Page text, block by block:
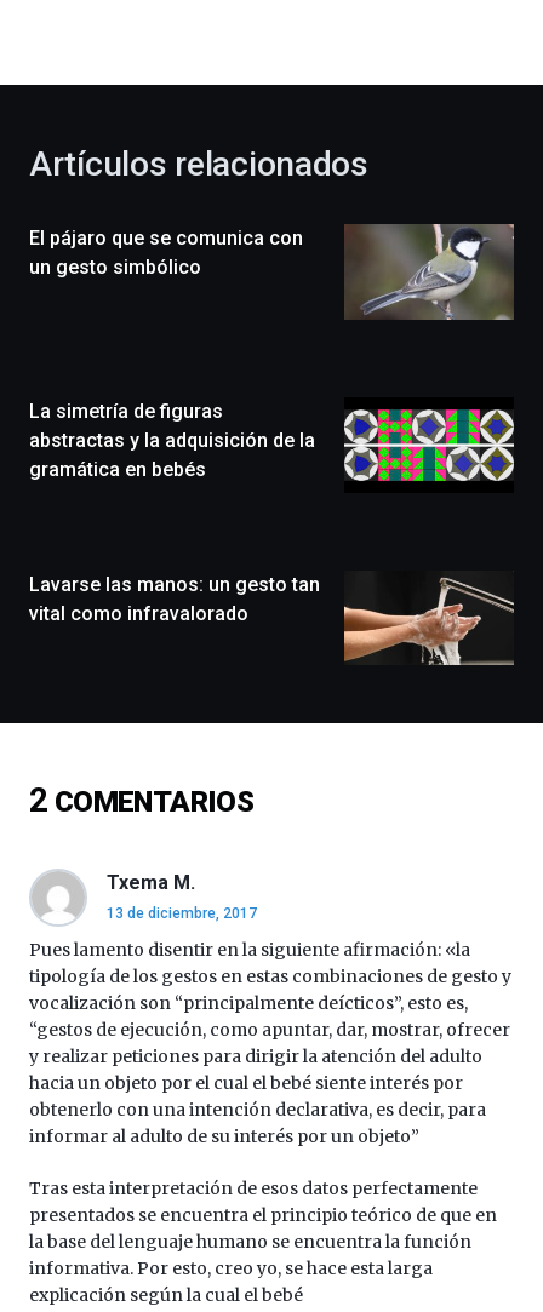
celebración
novena
edición
un
festival
llenará
monólogos,
exposiciones,
de
16
4
de
octubre.
La
iniciativa,
por
la
Cátedra…
Artículos relacionados
El pájaro que se comunica con
un gesto simbólico
La simetría de figuras
abstractas y la adquisición de la
gramática en bebés
Lavarse las manos: un gesto tan
vital como infravalorado
2 COMENTARIOS
Txema M.
13 de diciembre, 2017
Pues lamento disentir en la siguiente afirmación: «la
tipología de los gestos en estas combinaciones de gesto y
vocalización son “principalmente deícticos”, esto es,
“gestos de ejecución, como apuntar, dar, mostrar, ofrecer
y realizar peticiones para dirigir la atención del adulto
hacia un objeto por el cual el bebé siente interés por
obtenerlo con una intención declarativa, es decir, para
informar al adulto de su interés por un objeto”
Tras esta interpretación de esos datos perfectamente
presentados se encuentra el principio teórico de que en
la base del lenguaje humano se encuentra la función
informativa. Por esto, creo yo, se hace esta larga
explicación según la cual el bebé